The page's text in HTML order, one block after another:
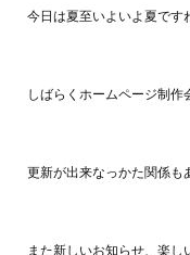
今日は夏至いよいよ夏です
しばらくホームページ制
更新が出来なっかた関係も
また新しいお知らせ、楽し